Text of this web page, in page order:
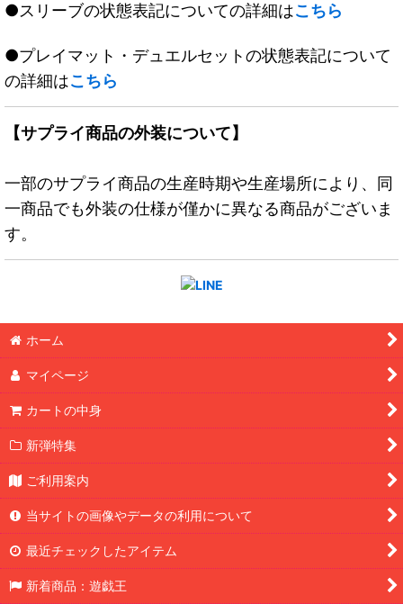
●スリーブの状態表記についての詳細はこちら
●プレイマット・デュエルセットの状態表記について
の詳細はこちら
【サプライ商品の外装について】
一部のサプライ商品の生産時期や生産場所により、同
一商品でも外装の仕様が僅かに異なる商品がございま
す。
ホーム
マイページ
カートの中身
新弾特集
ご利用案内
当サイトの画像やデータの利用について
最近チェックしたアイテム
新着商品：遊戯王